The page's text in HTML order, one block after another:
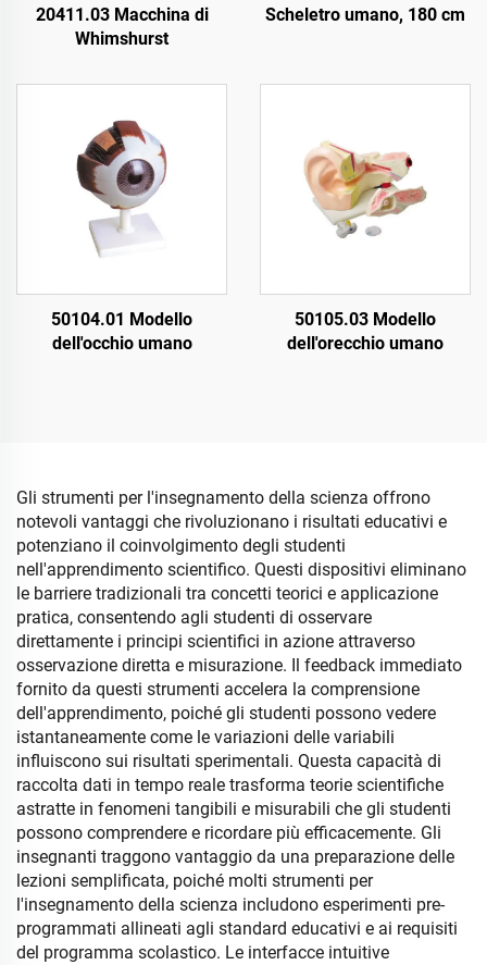
20411.03 Macchina di
Whimshurst
Scheletro umano, 180 cm
50104.01 Modello
dell'occhio umano
50105.03 Modello
dell'orecchio umano
Gli strumenti per l'insegnamento della scienza offrono
notevoli vantaggi che rivoluzionano i risultati educativi e
potenziano il coinvolgimento degli studenti
nell'apprendimento scientifico. Questi dispositivi eliminano
le barriere tradizionali tra concetti teorici e applicazione
pratica, consentendo agli studenti di osservare
direttamente i principi scientifici in azione attraverso
osservazione diretta e misurazione. Il feedback immediato
fornito da questi strumenti accelera la comprensione
dell'apprendimento, poiché gli studenti possono vedere
istantaneamente come le variazioni delle variabili
influiscono sui risultati sperimentali. Questa capacità di
raccolta dati in tempo reale trasforma teorie scientifiche
astratte in fenomeni tangibili e misurabili che gli studenti
possono comprendere e ricordare più efficacemente. Gli
insegnanti traggono vantaggio da una preparazione delle
lezioni semplificata, poiché molti strumenti per
l'insegnamento della scienza includono esperimenti pre-
programmati allineati agli standard educativi e ai requisiti
del programma scolastico. Le interfacce intuitive